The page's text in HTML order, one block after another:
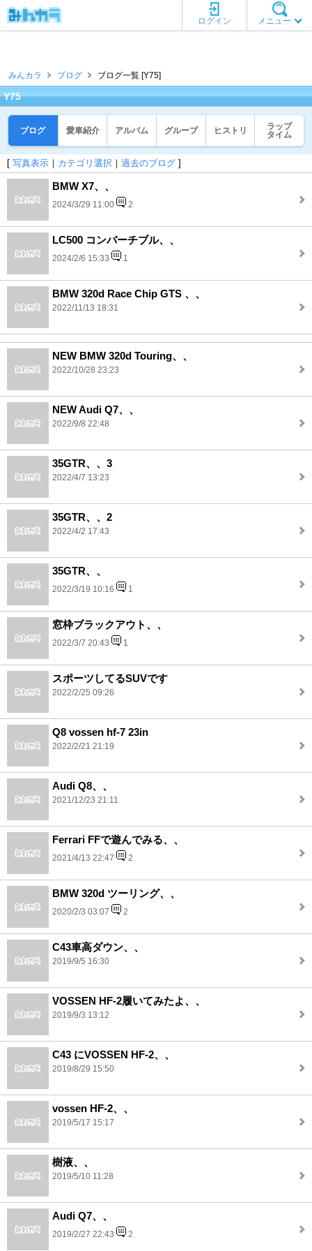
メニュー
ログイン
みんカラ ブログ ブログ一覧 [Y75]
Y75
ブログ 愛車紹介 アルバム グループ ヒストリ
ラップ
タイム
[ 写真表示 ｜ カテゴリ選択 ｜ 過去のブログ ]
BMW X7、、
2024/3/29 11:00 2
LC500 コンバーチブル、、
2024/2/6 15:33 1
BMW 320d Race Chip GTS 、、
2022/11/13 18:31
NEW BMW 320d Touring、、
2022/10/28 23:23
NEW Audi Q7、、
2022/9/8 22:48
35GTR、、3
2022/4/7 13:23
35GTR、、2
2022/4/2 17:43
35GTR、、
2022/3/19 10:16 1
窓枠ブラックアウト、、
2022/3/7 20:43 1
スポーツしてるSUVです
2022/2/25 09:26
Q8 vossen hf-7 23in
2022/2/21 21:19
Audi Q8、、
2021/12/23 21:11
Ferrari FFで遊んでみる、、
2021/4/13 22:47 2
BMW 320d ツーリング、、
2020/2/3 03:07 2
C43車高ダウン、、
2019/9/5 16:30
VOSSEN HF-2履いてみたよ、、
2019/9/3 13:12
C43 にVOSSEN HF-2、、
2019/8/29 15:50
vossen HF-2、、
2019/5/17 15:17
樹液、、
2019/5/10 11:28
Audi Q7、、
2019/2/27 22:43 2